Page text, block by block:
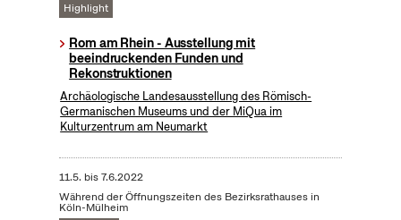
Highlight
Rom am Rhein - Ausstellung mit
beeindruckenden Funden und
Rekonstruktionen
Archäologische Landesausstellung des Römisch-
Germanischen Museums und der MiQua im
Kulturzentrum am Neumarkt
11.5. bis7.6.2022
Während der Öffnungszeiten des Bezirksrathauses in
Köln-Mülheim